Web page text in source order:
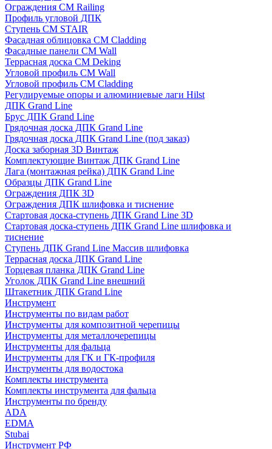
Ограждения CM Railing
Профиль угловой ДПК
Ступень CM STAIR
Фасадная облицовка CM Cladding
Фасадные панели CM Wall
Террасная доска CM Deking
Угловой профиль CM Wall
Угловой профиль CM Cladding
Регулируемые опоры и алюминиевые лаги Hilst
ДПК Grand Line
Брус ДПК Grand Line
Грядочная доска ДПК Grand Line
Грядочная доска ДПК Grand Line (под заказ)
Доска заборная 3D Винтаж
Комплектующие Винтаж ДПК Grand Line
Лага (монтажная рейка) ДПК Grand Line
Образцы ДПК Grand Line
Ограждения ДПК 3D
Ограждения ДПК шлифовка и тиснение
Стартовая доска-ступень ДПК Grand Line 3D
Стартовая доска-ступень ДПК Grand Line шлифовка и
тиснение
Ступень ДПК Grand Line Массив шлифовка
Террасная доска ДПК Grand Line
Торцевая планка ДПК Grand Line
Уголок ДПК Grand Line внешний
Штакетник ДПК Grand Line
Инструмент
Инструменты по видам работ
Инструменты для композитной черепицы
Инструменты для металлочерепицы
Инструменты для фальца
Инструменты для ГК и ГК-профиля
Инструменты для водостока
Комплекты инструмента
Комплекты инструмента для фальца
Инструменты по бренду
ADA
EDMA
Stubai
Инструмент РФ